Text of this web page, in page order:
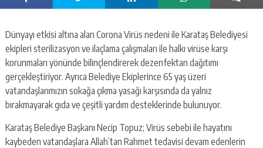
Dünyayı etkisi altına alan Corona Virüs nedeni ile Karataş Belediyesi
ekipleri sterilizasyon ve ilaçlama çalışmaları ile halkı virüse karşı
korunmaları yönünde bilinçlendirerek dezenfektan dağıtımı
gerçekleştiriyor. Ayrıca Belediye Ekiplerince 65 yaş üzeri
vatandaşlarımızın sokağa çıkma yasağı karşısında da yalnız
bırakmayarak gıda ve çeşitli yardım desteklerinde bulunuyor.
Karataş Belediye Başkanı Necip Topuz; Virüs sebebi ile hayatını
kaybeden vatandaşlara Allah’tan Rahmet tedavisi devam edenlerin